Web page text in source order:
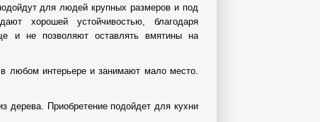
для людей крупных размеров и под
хорошей устойчивостью, благодаря
и не позволяют оставлять вмятины на
любом интерьере и занимают мало место.
дерева. Приобретение подойдет для кухни